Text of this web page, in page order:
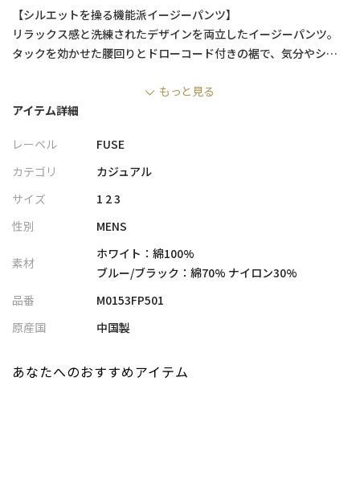
【シルエットを操る機能派イージーパンツ】
リラックス感と洗練されたデザインを両立したイージーパンツ。
タックを効かせた腰回りとドローコード付きの裾で、気分やシー
【デザイン/素材】
ニム素材(ブルー/ブラック)を採用。
どちらも日常に馴染みやすく、幅広いスタイリングに対応しま
腰回りにタックを入れることで、程よいゆとりと動きやすさを確
保しました。
【ディテール】
ウエストはスピンドル仕様で快適なフィット感を実現し、裾には
ドローコードを搭載。
シルエットをワイドにもテーパードにもアレンジできるため、ス
でありながら洗練された雰囲気を演出します。
もっと見る
アイテム詳細
レーベル
FUSE
カテゴリ
カジュアル
サイズ
1 2 3
性別
MENS
素材
ホワイト：綿100%
ブルー/ブラック：綿70% ナイロン30%
品番
M0153FP501
原産国
中国製
あなたへのおすすめアイテム